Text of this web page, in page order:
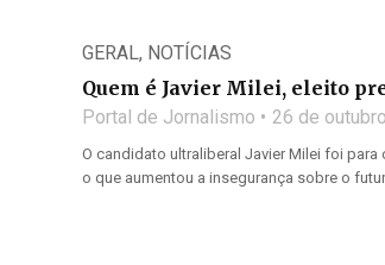
GERAL, NOTÍCIAS
Quem é Javier Milei, eleito
Portal de Jornalismo 26 de
O candidato ultraliberal Javier Milei foi
o que aumentou a insegurança sobre o